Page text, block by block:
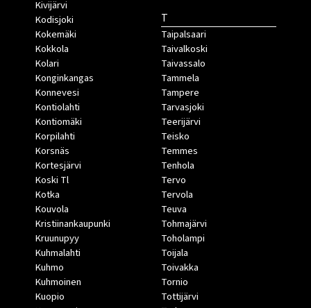
Kivijärvi
Kodisjoki
Kokemäki
Kokkola
Kolari
Konginkangas
Konnevesi
Kontiolahti
Kontiomäki
Korpilahti
Korsnäs
Kortesjärvi
Koski Tl
Kotka
Kouvola
Kristiinankaupunki
Kruunupyy
Kuhmalahti
Kuhmo
Kuhmoinen
Kuopio
T
Taipalsaari
Taivalkoski
Taivassalo
Tammela
Tampere
Tarvasjoki
Teerijärvi
Teisko
Temmes
Tenhola
Tervo
Tervola
Teuva
Tohmajärvi
Toholampi
Toijala
Toivakka
Tornio
Tottijärvi